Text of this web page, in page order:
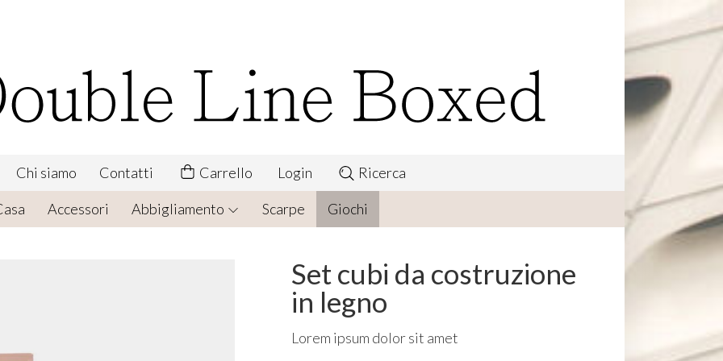
Chi siamo Contatti Carrello Login Ricerca
Accessori Abbigliamento Scarpe Giochi
Set cubi da costruzione
in legno
Lorem ipsum dolor sit amet